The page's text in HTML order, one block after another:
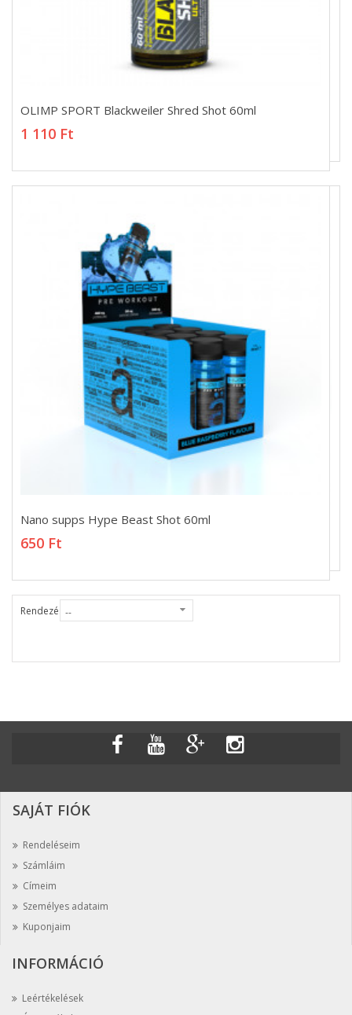
1 110 Ft
OLIMP SPORT Blackweiler Shred Shot 60ml
1 110 Ft
Nano supps Hype Beast Shot 60ml
650 Ft
Nano supps Hype Beast Shot 60ml
650 Ft
Rendezés
SAJÁT FIÓK
Rendeléseim
Számláim
Címeim
Személyes adataim
Kuponjaim
INFORMÁCIÓ
Leértékelések